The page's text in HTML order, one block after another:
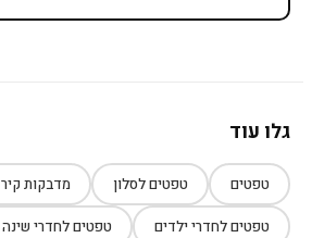
גלו עוד
טפטים טפטים לסלון מדבקות קיר
טפטים לחדרי ילדים טפטים לחדרי שינה